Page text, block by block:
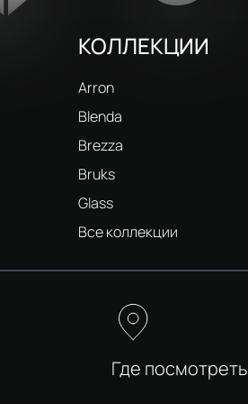
КОЛЛЕКЦИИ
Arron
Blenda
Brezza
Bruks
Glass
Все коллекции
Где посмотреть